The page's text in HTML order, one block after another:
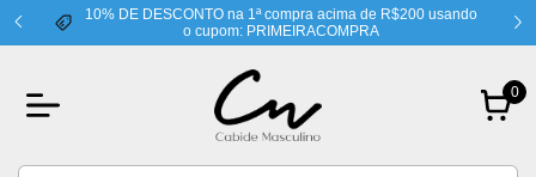
FRETE GRÁTIS PARA CENTRO-OESTE
0